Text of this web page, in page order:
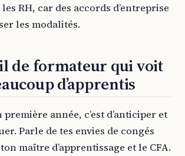
RH, car des accords d’entreprise
les modalités.
de formateur qui voit
d’apprentis
année, c’est d’anticiper et
Parle de tes envies de congés
maître d’apprentissage et le CFA.